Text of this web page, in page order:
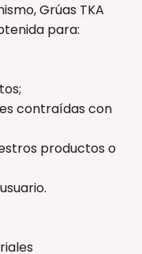
Grúas TKA
para:
contraídas con
productos o